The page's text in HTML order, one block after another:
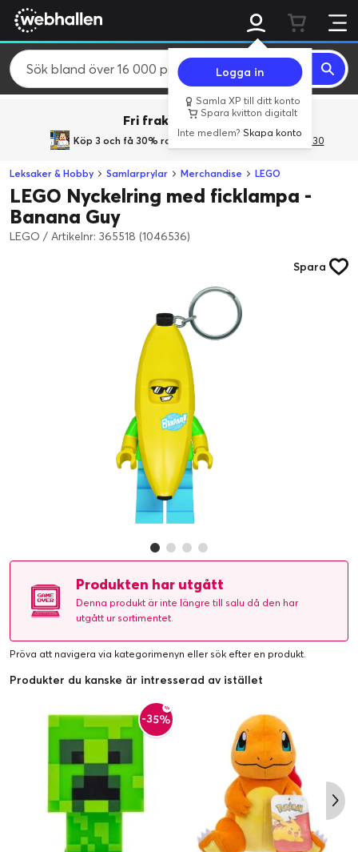
Logga in
Samla XP till ditt konto
Spara kvitton digitalt
Inte medlem?Skapa konto
Fri frakt över 800 kr.
Köp 3 och få 30% rabatt med rabattkoden 3Gives30
Leksaker & Hobby Samlarprylar Merchandise LEGO
LEGO Nyckelring med ficklampa -
Banana Guy
LEGO / Artikelnr: 365518 (1046536)
Spara
Produkten har utgått
Denna produkt är inte längre till salu då den har
utgått ur sortimentet.
Pröva att navigera via kategorimenyn eller sök efter en produkt.
Produkter du kanske är intresserad av istället
-35%